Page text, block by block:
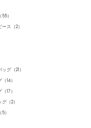
）
ス（2）
グ（21）
14）
17）
（2）
）